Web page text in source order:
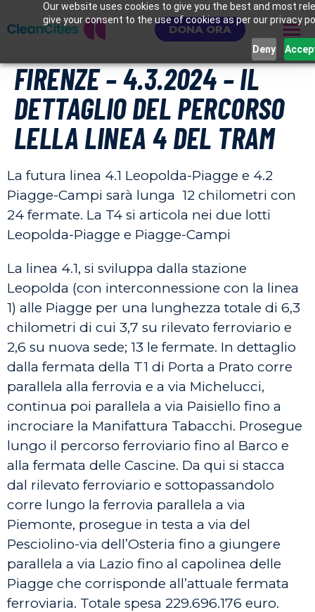
Our website uses cookies to give you the best and most
give your consent to the use of cookies as per our privacy
Deny
DONA ORA
FIRENZE – 4.3.2024 – IL
DETTAGLIO DEL PERCORSO
LELLA LINEA 4 DEL TRAM
La futura linea 4.1 Leopolda-Piagge e 4.2
Piagge-Campi sarà lunga 12 chilometri con
24 fermate. La T4 si articola nei due lotti
Leopolda-Piagge e Piagge-Campi
La linea 4.1, si sviluppa dalla stazione
Leopolda (con interconnessione con la linea
1) alle Piagge per una lunghezza totale di 6,3
chilometri di cui 3,7 su rilevato ferroviario e
2,6 su nuova sede; 13 le fermate. In dettaglio
dalla fermata della T1 di Porta a Prato corre
parallela alla ferrovia e a via Michelucci,
continua poi parallela a via Paisiello fino a
incrociare la Manifattura Tabacchi. Prosegue
lungo il percorso ferroviario fino al Barco e
alla fermata delle Cascine. Da qui si stacca
dal rilevato ferroviario e sottopassandolo
corre lungo la ferrovia parallela a via
Piemonte, prosegue in testa a via del
Pesciolino-via dell’Osteria fino a giungere
parallela a via Lazio fino al capolinea delle
Piagge che corrisponde all’attuale fermata
ferroviaria. Totale spesa 229.696.176 euro.